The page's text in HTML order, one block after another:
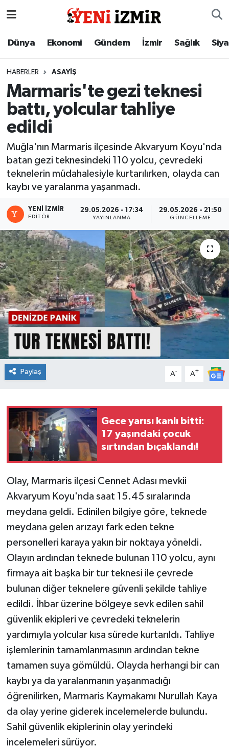
Dünya Ekonomi Gündem İzmir Sağlık
HABERLER ASAYIŞ
Marmaris'te gezi teknesi
battı, yolcular tahliye
edildi
Muğla'nın Marmaris ilçesinde Akvaryum Koyu'nda
batan gezi teknesindeki 110 yolcu, çevredeki
teknelerin müdahalesiyle kurtarılırken, olayda can
kaybı ve yaralanma yaşanmadı.
YENI İZMIR
EDITÖR
29.05.2026 - 17:34
YAYINLANMA
29.05.2026 - 21:50
GÜNCELLEME
Paylaş A- A+
Gece yarısı kanlı bitti:
17 yaşındaki çocuk
sırtından bıçaklandı!
Olay, Marmaris ilçesi Cennet Adası mevkii
Akvaryum Koyu'nda saat 15.45 sıralarında
meydana geldi. Edinilen bilgiye göre, teknede
meydana gelen arızayı fark eden tekne
personelleri karaya yakın bir noktaya yöneldi.
Olayın ardından teknede bulunan 110 yolcu, aynı
firmaya ait başka bir tur teknesi ile çevrede
bulunan diğer teknelere güvenli şekilde tahliye
edildi. İhbar üzerine bölgeye sevk edilen sahil
güvenlik ekipleri ve çevredeki teknelerin
yardımıyla yolcular kısa sürede kurtarıldı. Tahliye
işlemlerinin tamamlanmasının ardından tekne
tamamen suya gömüldü. Olayda herhangi bir can
kaybı ya da yaralanmanın yaşanmadığı
öğrenilirken, Marmaris Kaymakamı Nurullah Kaya
da olay yerine giderek incelemelerde bulundu.
Sahil güvenlik ekiplerinin olay yerindeki
incelemeleri sürüyor.
Dünya
Gündem
İzmir
Sağlık
Siyaset
Spor
Teknoloji
Tatil ve Seyahat
Çevre
Okul Gazetesi
İzmir Nöbetçi Eczaneler
İzmir Namaz Vakitleri
İzmir Trafik Yoğunluk Haritası
Süper Lig Puan Durumu ve Fikstür
Tüm Manşetler